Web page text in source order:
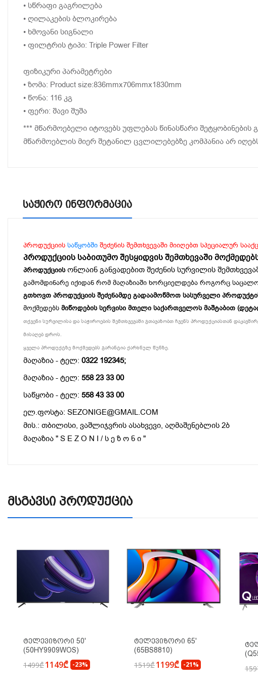
• სწრაფი გაგრილება
• ღილაკების ბლოკირება
• ხმოვანი სიგნალი
• ფილტრის ტიპი: Triple Power Filter
ფიზიკური პარამეტრები
• ზომა: Product size:836mmx706mmx1830mm
• წონა: 116 კგ
• ფერი: შავი შუშა
*** მწარმოებელი იტოვებს უფლებას წინასწარი
მწარმოებლის მიერ შეტანილ ცვლილებებზე კომპანია არ
Საჭირო Ინფორმაცია
პროდუქციის საწყობში შეძენის შემთხვევაში მიიღებთ სპეციალურ
პროდუქციის საბითუმო შესყიდვის შემთხევაში
პროდუქციის ონლაინ განვადებით შეძენის სურვილის
გამომდინარე იქიდან რომ მაღაზიაში ხორციელდება როგორც
გთხოვთ პროდუქციის შეძენამდე გადაამოწმოთ სასურველი
მოქმედებს მიწოდების სერვისი მთელი საქართველოს მაშტაბით
თქვენი სურვილისა და საჭიროების შემთხვევაში გთავაზობთ ჩვენს პროდუქციასთან
მისაღებ დროს.
ყველა პროდუქტზე მოქმედებს გარანტია ქარხნულ წუნზე.
მაღაზია - ტელ: 0322 192345;
მაღაზია - ტელ: 558 23 33 00
საწყობი - ტელ: 558 43 33 00
ელ.ფოსტა: SEZONIGE@GMAIL.COM
მის.: თბილისი, ვაშლიჯვრის ასახვევი, აღმაშენებლის 2ბ
მაღაზია " S E Z O N I / ს ე ზ ო ნ ი "
Მსგავსი Პროდუქცია
Ტელევიზორი 50'
(50HY9909WOS)
1499₾1149₾ -23%
Ტელევიზორი 65'
(65BS8810)
1519₾1199₾ -21%